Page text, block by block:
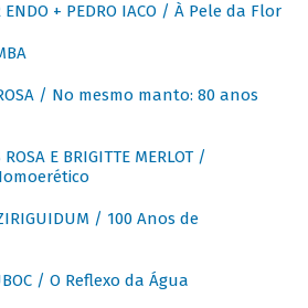
ENDO + PEDRO IACO / À Pele da Flor
/ No mesmo manto: 80 anos
ROSA E BRIGITTE MERLOT /
/ 100 Anos de
/ O Reflexo da Água